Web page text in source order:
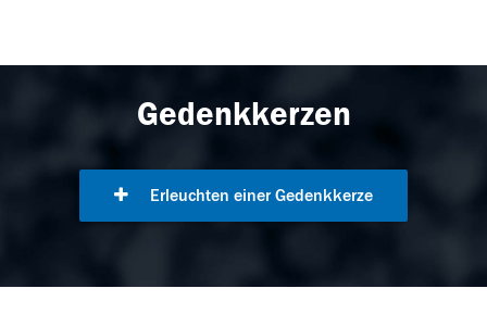
Gedenkkerzen
Erleuchten einer Gedenkkerze